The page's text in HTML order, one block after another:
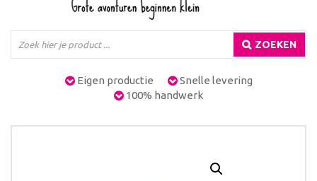
ZOEKEN
Eigen productie
Snelle levering
100% handwerk